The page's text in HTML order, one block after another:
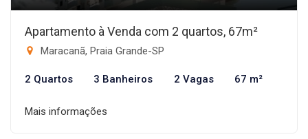
Apartamento à Venda com 2 quartos, 67m²
Maracanã, Praia Grande-SP
2 Quartos 3 Banheiros 2 Vagas 67 m²
Mais informações